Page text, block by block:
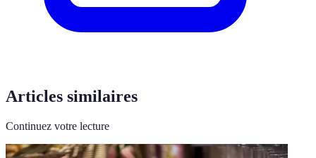
Articles similaires
Continuez votre lecture